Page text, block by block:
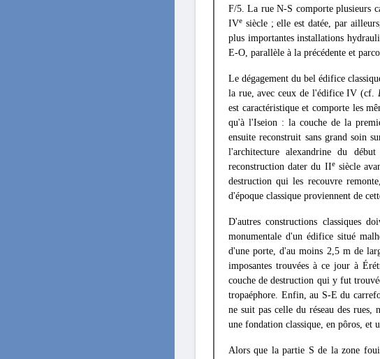
F/5. La rue N-S comporte plusieurs
IVe siècle ; elle est datée, par
plus importantes installations
E-O, parallèle à la précédente et
Le dégagement du bel édifice
la rue, avec ceux de l'édifice IV (cf.
est caractéristique et comporte les
qu'à l'Iseion : la couche de la
ensuite reconstruit sans grand soin
l'architecture alexandrine du
reconstruction dater du IIesiècle
destruction qui les recouvre
d'époque classique proviennent de
D'autres constructions classiques
monumentale d'un édifice situé
d'une porte, d'au moins 2,5 m de
imposantes trouvées à ce jour à
couche de destruction qui y fut
tropaéphore. Enfin, au S-E du
ne suit pas celle du réseau des rues,
une fondation classique, en pôros, et
Alors que la partie S de la zone